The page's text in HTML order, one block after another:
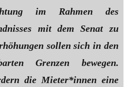
im Rahmen des
mit dem Senat zu
sollen sich in den
Grenzen bewegen.
die Mieter*innen eine